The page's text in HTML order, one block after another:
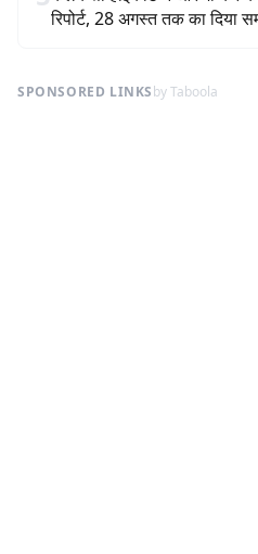
रिपोर्ट, 28 अगस्त तक का दिया
SPONSORED LINKSby Taboola